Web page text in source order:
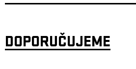
DOPORUČUJEME